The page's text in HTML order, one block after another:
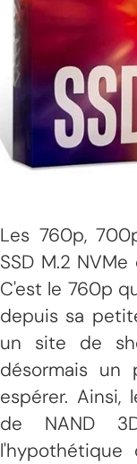
Les 760p,
SSD M.2
C'est le 760p
depuis sa
un site de
désormais
espérer.
de NAND
l'hypothétique